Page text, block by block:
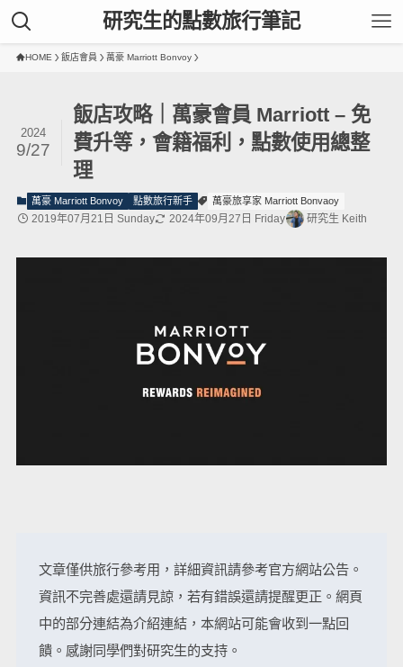
研究生的點數旅行筆記
HOME 飯店會員 萬豪 Marriott Bonvoy
飯店攻略｜萬豪會員 Marriott – 免
費升等，會籍福利，點數使用總整
理
2024
9/27
萬豪 Marriott Bonvoy 點數旅行新手 萬豪旅享家 Marriott Bonvaoy
2019年07月21日 Sunday 2024年09月27日 Friday 研究生 Keith
文章僅供旅行參考用，詳細資訊請參考官方網站公告。
資訊不完善處還請見諒，若有錯誤還請提醒更正。網頁
中的部分連結為介紹連結，本網站可能會收到一點回
饋。感謝同學們對研究生的支持。